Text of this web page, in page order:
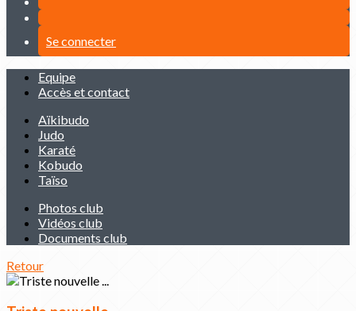
Se connecter
Equipe
Accès et contact
Aïkibudo
Judo
Karaté
Kobudo
Taïso
Photos club
Vidéos club
Documents club
Retour